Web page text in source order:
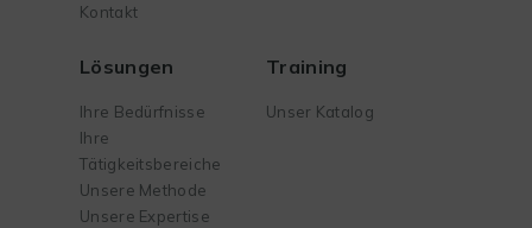
Kontakt
Lösungen
Ihre Bedürfnisse
Ihre
Tätigkeitsbereiche
Unsere Methode
Unsere Expertise
Training
Unser Katalog